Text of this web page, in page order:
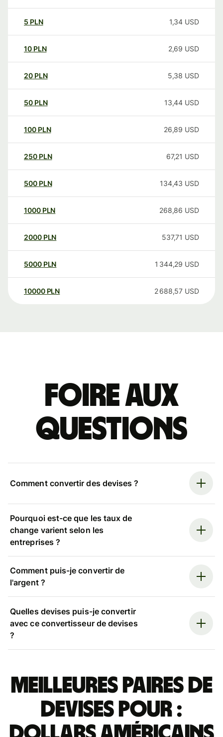
5 PLN 1,34 USD
10 PLN 2,69 USD
20 PLN 5,38 USD
50 PLN 13,44 USD
100 PLN 26,89 USD
250 PLN 67,21 USD
500 PLN 134,43 USD
1000 PLN 268,86 USD
2000 PLN 537,71 USD
5000 PLN 1 344,29 USD
10000 PLN 2 688,57 USD
Foire aux
questions
Comment convertir des devises ?
Pourquoi est-ce que les taux de
change varient selon les
entreprises ?
Comment puis-je convertir de
l'argent ?
Quelles devises puis-je convertir
avec ce convertisseur de devises
?
Meilleures paires de
devises pour :